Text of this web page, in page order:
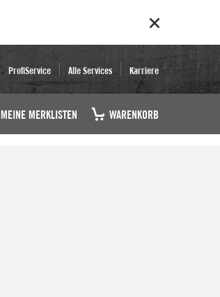
ProfiService Alle Services Karriere
MEINE MERKLISTEN WARENKORB